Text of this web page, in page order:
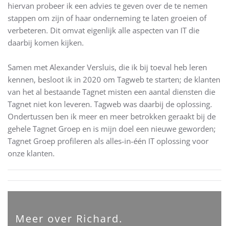
hiervan probeer ik een advies te geven over de te nemen
stappen om zijn of haar onderneming te laten groeien of
verbeteren. Dit omvat eigenlijk alle aspecten van IT die
daarbij komen kijken.
Samen met Alexander Versluis, die ik bij toeval heb leren
kennen, besloot ik in 2020 om Tagweb te starten; de klanten
van het al bestaande Tagnet misten een aantal diensten die
Tagnet niet kon leveren. Tagweb was daarbij de oplossing.
Ondertussen ben ik meer en meer betrokken geraakt bij de
gehele Tagnet Groep en is mijn doel een nieuwe geworden;
Tagnet Groep profileren als alles-in-één IT oplossing voor
onze klanten.
Meer over Richard.